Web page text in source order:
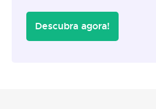
Descubra agora!